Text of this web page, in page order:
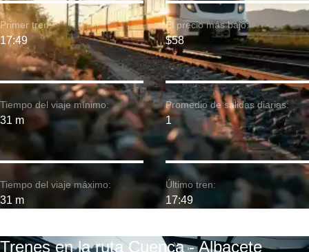
Tiempo del viaje mínimo:
31 m
Primer tren:
17:49
Tiempo del viaje máximo:
31 m
El precio más bajo:
$58
Promedio de salidas diarias:
1
Último tren:
17:49
Trenes en la ruta Cuenca - Albacete